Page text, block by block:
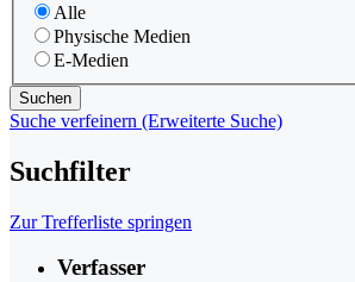
Alle
Physische Medien
E-Medien
Suche verfeinern (Erweiterte Suche)
Suchfilter
Zur Trefferliste springen
Verfasser